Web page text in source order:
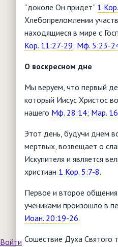
“доколе Он придет” 1
Хлебопреломлении
находящиеся в мире с
Кор. 11:27-29; Мф. 5:23-
О воскресном дне
Мы веруем, что первый
который Иисус Христос
нашего Мф. 28:14; Мар.
Этот день, будучи днем
мертвых, возвещает о
Искупителя и является
христиан 1 Кор. 5:7-8.
Первое и второе
учениками произошло в
Иоан. 20:19-26.
Сошествие Духа Святого
Войти